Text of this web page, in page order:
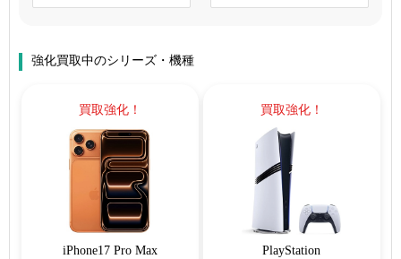
強化買取中のシリーズ・機種
買取強化！
iPhone17 Pro Max
買取強化！
PlayStation